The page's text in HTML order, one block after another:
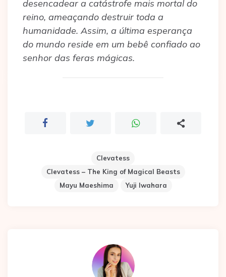
desencadear a catástrofe mais mortal do
reino, ameaçando destruir toda a
humanidade. Assim, a última esperança
do mundo reside em um bebê confiado ao
senhor das feras mágicas.
Clevatess
Clevatess – The King of Magical Beasts
Mayu Maeshima
Yuji Iwahara